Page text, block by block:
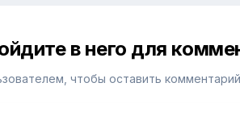
в него для
чтобы оставить комментарий